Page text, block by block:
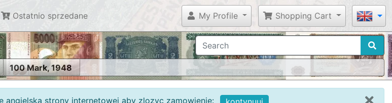
Ostatnio sprzedane My Profile Shopping Cart
100 Mark, 1948
angielska strony internetowej aby zlozyc zamowienie: